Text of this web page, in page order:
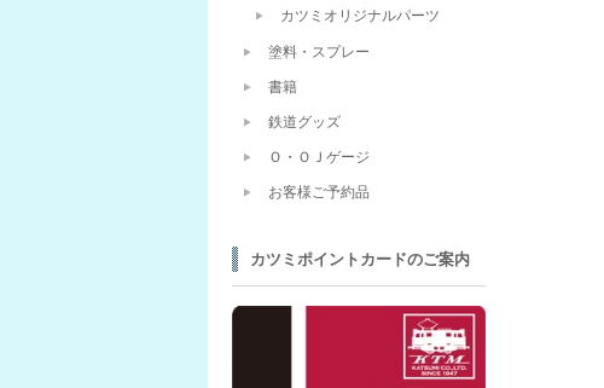
カツミオリジナルパーツ
塗料・スプレー
書籍
鉄道グッズ
Ｏ・ＯＪゲージ
お客様ご予約品
カツミポイントカードのご案内